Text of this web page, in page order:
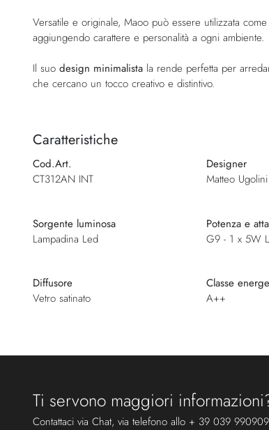
Versatile e originale, Maoo può essere utilizzata come
aggiungendo carattere e personalità a ogni ambiente.
Il suo design minimalista la rende perfetta per
che cercano un tocco creativo e distintivo.
Caratteristiche
Cod.Art.
CT312AN INT
Designer
Matteo
Sorgente luminosa
Lampadina Led
Potenza e
G9 - 1 x 5W
Diffusore
Vetro satinato
Classe
A++
Ti servono maggiori
Contattaci via Chat, via telefono allo + 39 039